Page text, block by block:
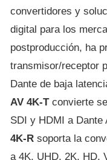
convertidores y
digital para los
postproducción, ha
transmisor/receptor
Dante de baja
AV 4K-Tconvierte
SDI y HDMI a Dante
4K-R soporta la
a 4K, UHD, 2K, HD,